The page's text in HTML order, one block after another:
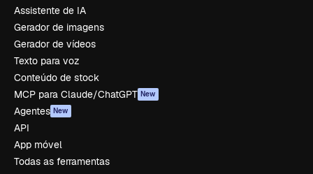
Assistente de IA
Gerador de imagens
Gerador de vídeos
Texto para voz
Conteúdo de stock
MCP para Claude/ChatGPT New
Agentes New
API
App móvel
Todas as ferramentas